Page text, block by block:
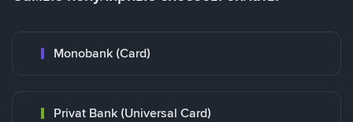
Monobank (Card)
Privat Bank (Universal Card)